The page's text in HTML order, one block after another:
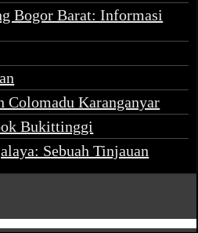
Bogor Barat: Informasi
Colomadu Karanganyar
Bukittinggi
Sebuah Tinjauan